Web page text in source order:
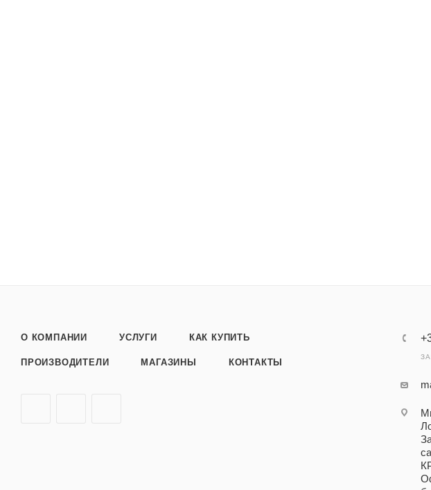
О КОМПАНИИ УСЛУГИ КАК КУПИТЬ
ПРОИЗВОДИТЕЛИ МАГАЗИНЫ КОНТАКТЫ